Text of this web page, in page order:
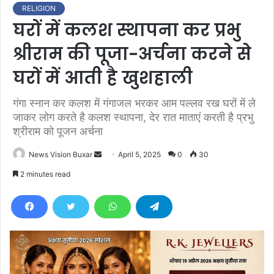
RELIGION
घरों में कलश स्थापना कर प्रभु
श्रीराम की पूजा-अर्चना करने से
घरों में आती है खुशहाली
गंगा स्नान कर कलश में गंगाजल भरकर आम पल्लव रख घरों में ले
जाकर लोग करते है कलश स्थापना, देर रात माताएं करती है प्रभु
श्रीराम को पूजन अर्चना
News Vision Buxar
d
e
m
a
April 5, 2025 0 30
2 minutes read